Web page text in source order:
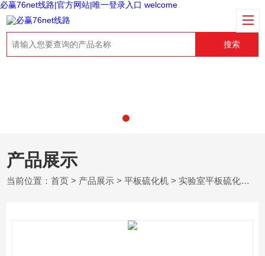
必赢76net线路|官方网站|唯一登录入口 welcome
搜索
产品展示
当前位置：首页 > 产品展示 >平板硫化机 > 实验室平板硫化机（热！）